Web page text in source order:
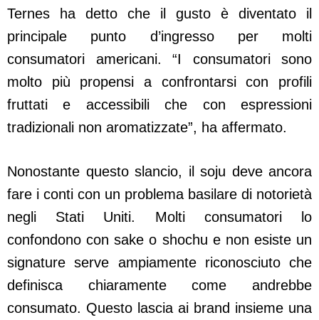
Ternes ha detto che il gusto è diventato il
principale punto d’ingresso per molti
consumatori americani. “I consumatori sono
molto più propensi a confrontarsi con profili
fruttati e accessibili che con espressioni
tradizionali non aromatizzate”, ha affermato.
Nonostante questo slancio, il soju deve ancora
fare i conti con un problema basilare di notorietà
negli Stati Uniti. Molti consumatori lo
confondono con sake o shochu e non esiste un
signature serve ampiamente riconosciuto che
definisca chiaramente come andrebbe
consumato. Questo lascia ai brand insieme una